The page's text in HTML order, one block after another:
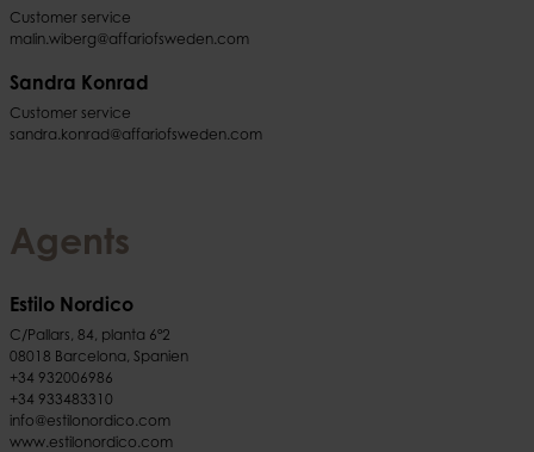
Customer service
malin.wiberg@affariofsweden.com
Sandra Konrad
Customer service
sandra.konrad@affariofsweden.com
Agents
Estilo Nordico
C/Pallars, 84, planta 6º2
08018 Barcelona, Spanien
+34 932006986
+34 933483310
info@estilonordico.com
www.estilonordico.com